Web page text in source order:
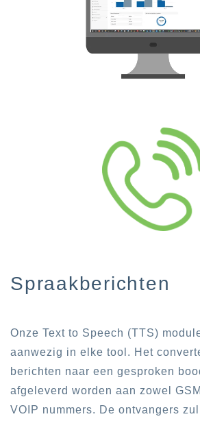
Spraakberichten
Onze Text to Speech (TTS)
aanwezig in elke tool. Het
berichten naar een gesproken
afgeleverd worden aan zowel
VOIP nummers. De ontvangers